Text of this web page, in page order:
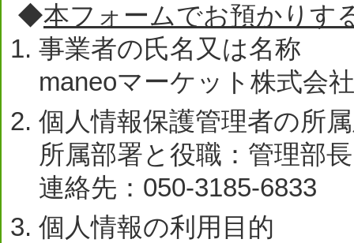
◆本フォームでお預かりす
事業者の氏名又は名称
maneoマーケット株式会
個人情報保護管理者の所
所属部署と役職：管理部長
連絡先：050-3185-6833
個人情報の利用目的